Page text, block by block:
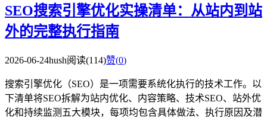
SEO搜索引擎优化实操清单：从站内到站
外的完整执行指南
2026-06-24hush阅读(114)赞(0)
搜索引擎优化（SEO）是一项需要系统化执行的技术工作。以
下清单将SEO拆解为站内优化、内容策略、技术SEO、站外优
化和持续监测五大模块，每项均包含具体做法、执行原因及潜